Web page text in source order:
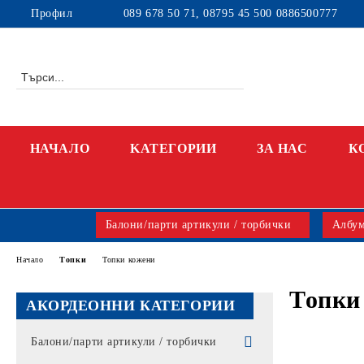
Профил 089 678 50 71, 08795 45 500 0886500777
НАЧАЛО KАТЕГОРИИ ЗА НАС
Балони/парти артикули / торбички
АКОРДЕОННИ КАТЕГОРИИ
Балони/парти артикули / торбички
Начало Топки Топки кожени